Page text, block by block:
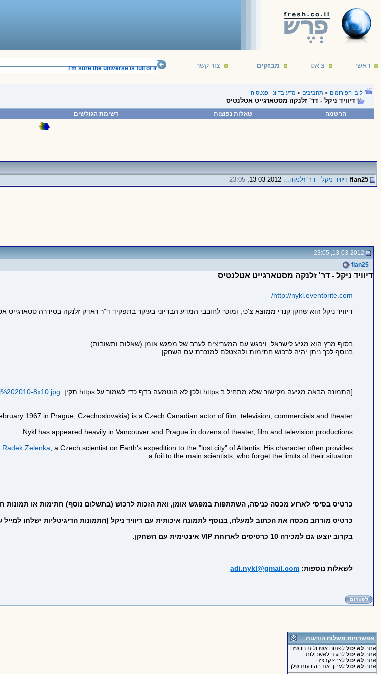
ראשי צ'אט מבזקים צור קשר
I'm sure the universe is full of intelligent life. It's just been too intelligent to come here. --- Arthur C. Clarke16/12/
לובי הפורומים > תחביבים > מדע בדיוני ופנטסיה
דיוויד ניקל - דר' זלנקה מסטארגייט אטלנטיס
הרשמה שאלות נפוצות רשימת הגולשים
flan25 דיוויד ניקל - דר' זלנקה... 23:05
13-03-2012, 23:05
flan25
דיוויד ניקל - דר' זלנקה מסטארגייט אטלנטיס
http://nykl.eventbrite.com/
דיוויד ניקל הוא שחקן קנדי ממוצא צ'כי, ומוכר לחובבי המדע הבדיוני בעיקר בתפקיד ד"ר ראדק זלנקה בסידרה
בסוף מרץ הוא מגיע לישראל, ויפגש עם המעריצים לערב של מפגש אומן (שאלות ותשובות).
בנוסף לכך ניתן יהיה לרכוש חתימות ולהצטלם למזכרת עם השחקן.
[התמונה הבאה מגיעה מקישור שלא מתחיל ב https ולכן לא הוטמעה בדף כדי לשמור על https תקין: 8x10.jpg
1967 in Prague, Czechoslovakia) is a Czech Canadian actor of film, television, commercials and theater.
Nykl has appeared heavily in Vancouver and Prague in dozens of theater, film and television productions.
Radek Zelenka , a Czech scientist on Earth's expedition to the "lost city" ofAtlantis . His character often provides
a foil to the main scientists, who forget the limits of their situation.
כרטיס בסיסי לארוע מכסה כניסה, השתתפות במפגש אומן, ואת הזכות לרכוש (בתשלום נוסף) חתימות או תמונות
כרטיס מורחב מכסה את הכתוב למעלה, בנוסף לתמונה איכותית עם דיוויד ניקל (התמונות הדיגיטליות ישלחו
בקרוב יוצעו גם למכירה 10 כרטיסים לארוחת VIP אינטימית עם השחקן.
לשאלות נוספות: adi.nykl@gmail.com
אפשרויות משלוח הודעות
אתה לא יכוללפתוח אשכולות חדשים
אתה לא יכוללהגיב לאשכולות
אתה לא יכוללצרף קבצים
אתה לא יכוללערוך את ההודעות שלך